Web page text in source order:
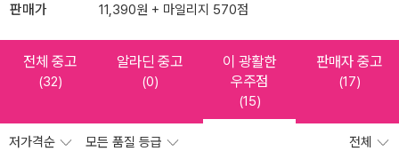
판매가 11,390원 + 마일리지 570점
전체 중고
(32)
알라딘 중고
(0)
이 광활한
우주점
(15)
판매자 중고
(17)
저가격순 모든 품질 등급 전체